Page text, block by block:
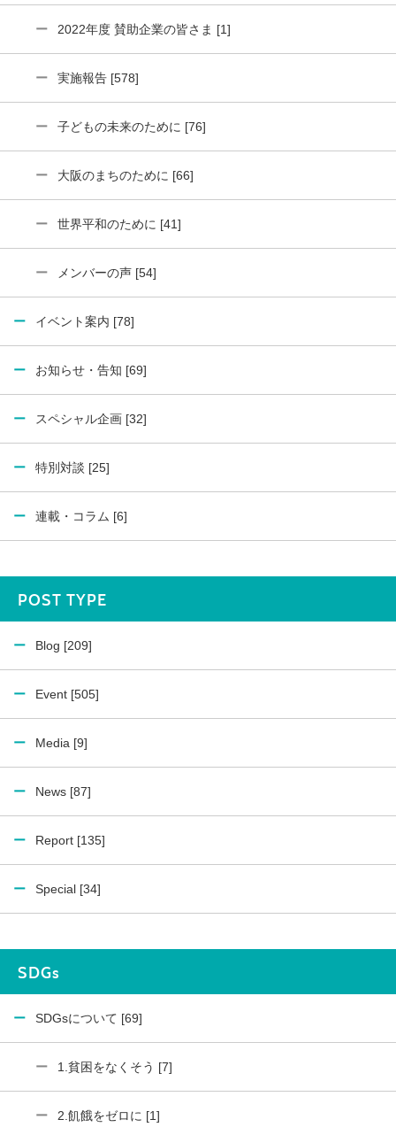
2022年度 賛助企業の皆さま [1]
実施報告 [578]
子どもの未来のために [76]
大阪のまちのために [66]
世界平和のために [41]
メンバーの声 [54]
イベント案内 [78]
お知らせ・告知 [69]
スペシャル企画 [32]
特別対談 [25]
連載・コラム [6]
POST TYPE
Blog [209]
Event [505]
Media [9]
News [87]
Report [135]
Special [34]
SDGs
SDGsについて [69]
1.貧困をなくそう [7]
2.飢餓をゼロに [1]